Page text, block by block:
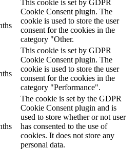
This cookie is set by GDPR
Cookie Consent plugin. The
cookie is used to store the user
consent for the cookies in the
category "Other.
This cookie is set by GDPR
Cookie Consent plugin. The
cookie is used to store the user
consent for the cookies in the
category "Performance".
The cookie is set by the GDPR
Cookie Consent plugin and is
used to store whether or not user
has consented to the use of
cookies. It does not store any
personal data.